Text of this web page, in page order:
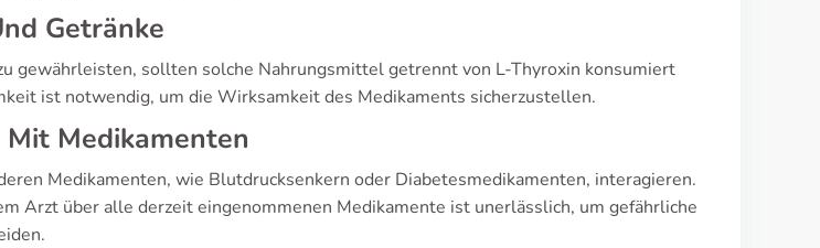
Getränke
gewährleisten, sollten solche Nahrungsmittel getrennt von L-Thyroxin konsumiert
ist notwendig, um die Wirksamkeit des Medikaments sicherzustellen.
Medikamenten
Medikamenten, wie Blutdrucksenkern oder Diabetesmedikamenten, interagieren.
Arzt über alle derzeit eingenommenen Medikamente ist unerlässlich, um gefährliche